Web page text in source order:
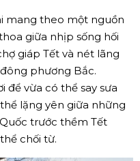
mang theo một nguồn
giữa nhịp sống hối
giáp Tết và nét lãng
phương Bắc.
vừa có thể say sưa
lặng yên giữa những
trước thềm Tết
chối từ.